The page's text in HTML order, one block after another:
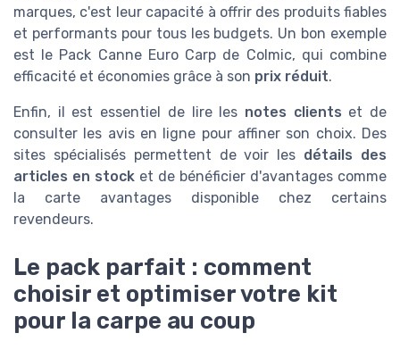
marques, c'est leur capacité à offrir des produits fiables
et performants pour tous les budgets. Un bon exemple
est le Pack Canne Euro Carp de Colmic, qui combine
efficacité et économies grâce à son prix réduit.
Enfin, il est essentiel de lire les notes clients et de
consulter les avis en ligne pour affiner son choix. Des
sites spécialisés permettent de voir les détails des
articles en stock et de bénéficier d'avantages comme
la carte avantages disponible chez certains
revendeurs.
Le pack parfait : comment
choisir et optimiser votre kit
pour la carpe au coup